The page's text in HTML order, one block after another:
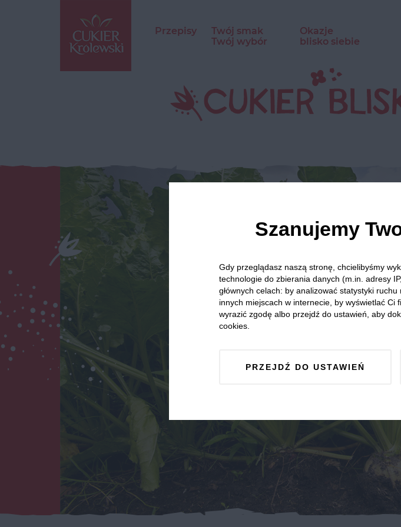
Przepisy
Twój smak
Twój wybór
Okazje
blisko siebie
Szanujemy
Gdy przeglądasz naszą stronę, chcielibyśmy
technologie do zbierania danych (m.in. adresy
głównych celach: by analizować statystyki
innych miejscach w internecie, by wyświetlać Ci
wyrazić zgodę albo przejdź do ustawień, aby
cookies.
PRZEJDŹ DO USTAWIEŃ